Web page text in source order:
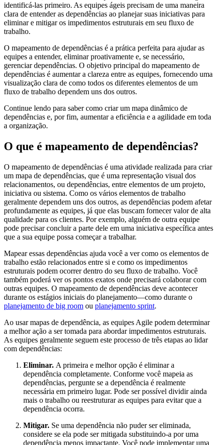
identificá-las primeiro. As equipes ágeis precisam de uma maneira
clara de entender as dependências ao planejar suas iniciativas para
eliminar e mitigar os impedimentos estruturais em seu fluxo de
trabalho.
O mapeamento de dependências é a prática perfeita para ajudar as
equipes a entender, eliminar proativamente e, se necessário,
gerenciar dependências. O objetivo principal do mapeamento de
dependências é aumentar a clareza entre as equipes, fornecendo uma
visualização clara de como todos os diferentes elementos de um
fluxo de trabalho dependem uns dos outros.
Continue lendo para saber como criar um mapa dinâmico de
dependências e, por fim, aumentar a eficiência e a agilidade em toda
a organização.
O que é mapeamento de dependências?
O mapeamento de dependências é uma atividade realizada para criar
um mapa de dependências, que é uma representação visual dos
relacionamentos, ou dependências, entre elementos de um projeto,
iniciativa ou sistema. Como os vários elementos de trabalho
geralmente dependem uns dos outros, as dependências podem afetar
profundamente as equipes, já que elas buscam fornecer valor de alta
qualidade para os clientes. Por exemplo, alguém de outra equipe
pode precisar concluir a parte dele em uma iniciativa específica antes
que a sua equipe possa começar a trabalhar.
Mapear essas dependências ajuda você a ver como os elementos de
trabalho estão relacionados entre si e como os impedimentos
estruturais podem ocorrer dentro do seu fluxo de trabalho. Você
também poderá ver os pontos exatos onde precisará colaborar com
outras equipes. O mapeamento de dependências deve acontecer
durante os estágios iniciais do planejamento—como durante o
planejamento de big room ou planejamento sprint.
Ao usar mapas de dependência, as equipes Agile podem determinar
a melhor ação a ser tomada para abordar impedimentos estruturais.
As equipes geralmente seguem este processo de três etapas ao lidar
com dependências:
Eliminar. A primeira e melhor opção é eliminar a
dependência completamente. Conforme você mapeia as
dependências, pergunte se a dependência é realmente
necessária em primeiro lugar. Pode ser possível dividir ainda
mais o trabalho ou reestruturar as equipes para evitar que a
dependência ocorra.
Mitigar. Se uma dependência não puder ser eliminada,
considere se ela pode ser mitigada substituindo-a por uma
dependência menos impactante. Você pode implementar uma